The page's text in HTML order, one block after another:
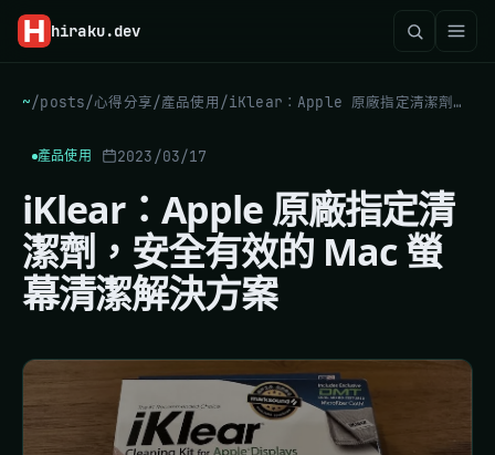
hiraku.dev
~/posts/心得分享/產品使用 / iKlear：Apple 原廠指定清潔劑，安全有效的 Mac 螢幕清潔解決方案
產品使用 2023/03/17
iKlear：Apple 原廠指定清
潔劑，安全有效的 Mac 螢
幕清潔解決方案